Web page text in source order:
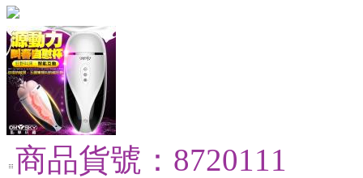
商品貨號：8720111